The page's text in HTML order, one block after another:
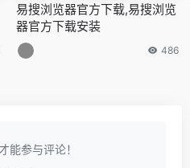
易搜浏览器官方下载,易搜浏览
器官方下载安装
486
能参与评论！